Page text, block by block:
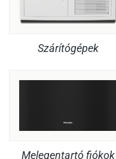
Szárítógépek
Melegentartó fiókok